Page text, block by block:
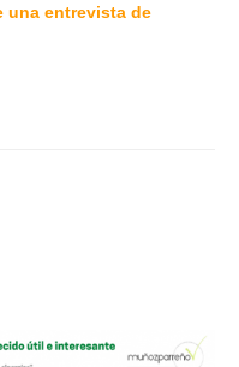
una entrevista de